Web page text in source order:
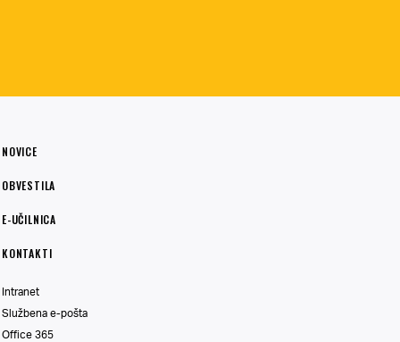
NOVICE
OBVESTILA
E-UČILNICA
KONTAKTI
Intranet
Službena e-pošta
Office 365